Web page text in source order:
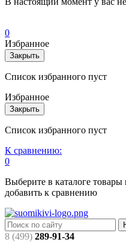
0
Избранное
Закрыть
Список избранного пуст
Избранное
Закрыть
Список избранного пуст
К сравнению:
0
Выберите в каталоге товары
добавить к сравнению
8 (499) 289-91-34